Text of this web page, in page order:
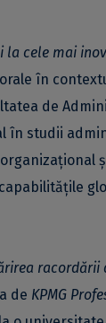
cele mai
în
de
în studii
racordării
de KPMG